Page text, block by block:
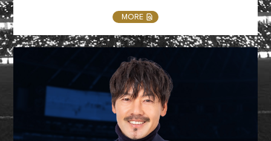
MORE